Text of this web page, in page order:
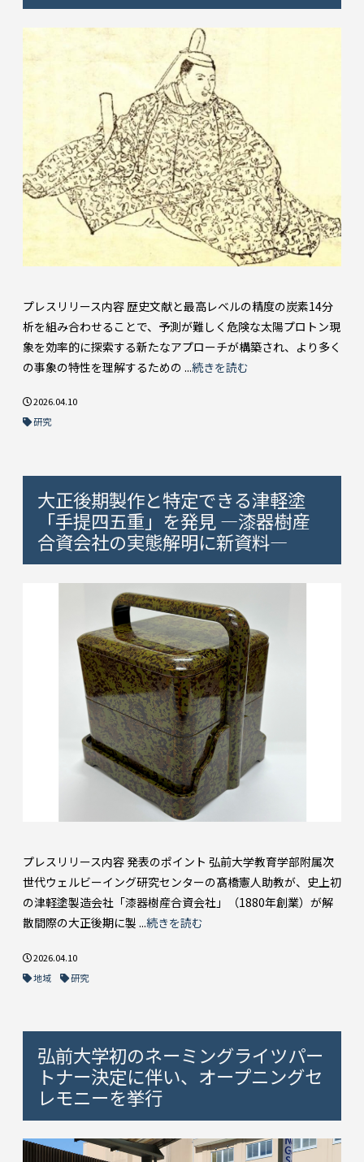
プレスリリース内容 歴史文献と最高レベルの精度の炭素14分
析を組み合わせることで、予測が難しく危険な太陽プロトン現
象を効率的に探索する新たなアプローチが構築され、より多く
の事象の特性を理解するための ...続きを読む
2026.04.10
研究
大正後期製作と特定できる津軽塗
「手提四五重」を発見 ―漆器樹産
合資会社の実態解明に新資料―
プレスリリース内容 発表のポイント 弘前大学教育学部附属次
世代ウェルビーイング研究センターの髙橋憲人助教が、史上初
の津軽塗製造会社「漆器樹産合資会社」（1880年創業）が解
散間際の大正後期に製 ...続きを読む
2026.04.10
地域
研究
弘前大学初のネーミングライツパー
トナー決定に伴い、オープニングセ
レモニーを挙行